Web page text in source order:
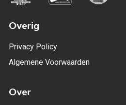
Overig
Privacy Policy
Algemene Voorwaarden
Over